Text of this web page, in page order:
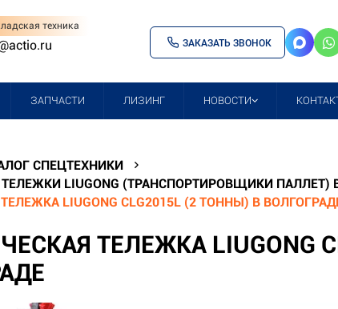
техника
ЗАКАЗАТЬ ЗВОНОК
ЗАПЧАСТИ ЛИЗИНГ НОВОСТИ
СПЕЦТЕХНИКИ
LIUGONG (ТРАНСПОРТИРОВЩИКИ ПАЛЛЕТ)
LIUGONG CLG2015L (2 ТОННЫ) В
ТЕЛЕЖКА LIUGONG